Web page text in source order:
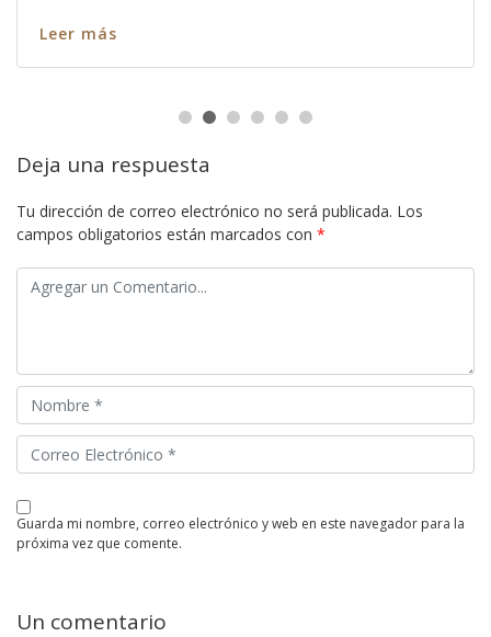
Leer más
Deja una respuesta
Tu dirección de correo electrónico no será publicada. Los
campos obligatorios están marcados con *
guarda mi nombre, correo electrónico y web en este navegador para la
próxima vez que comente.
Un comentario